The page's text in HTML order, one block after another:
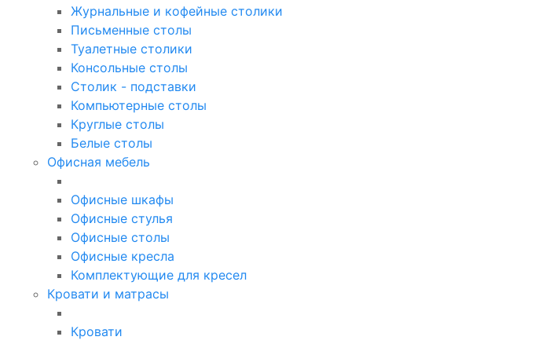
Журнальные и кофейные столики
Письменные столы
Туалетные столики
Консольные столы
Столик - подставки
Компьютерные столы
Круглые столы
Белые столы
Офисная мебель
Офисные шкафы
Офисные стулья
Офисные столы
Офисные кресла
Комплектующие для кресел
Кровати и матрасы
Кровати